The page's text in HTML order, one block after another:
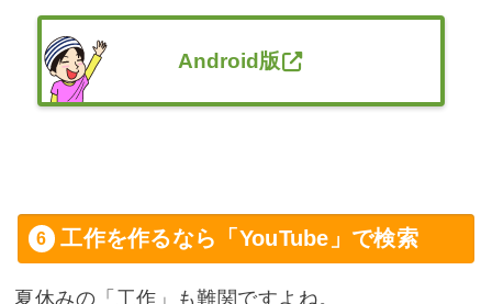
Android版
工作を作るなら「YouTube」で検索
夏休みの「工作」も難関ですよね。